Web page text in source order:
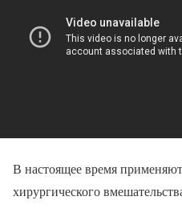
В настоящее время
хирургического